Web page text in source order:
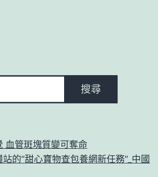
搜尋
血管斑塊質變可奪命
的“甜心寶物查包養網新任務”_中國